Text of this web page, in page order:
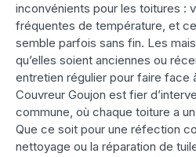
inconvénients pour les toitures :
fréquentes de température, et
semble parfois sans fin. Les
qu’elles soient anciennes ou
entretien régulier pour faire face
Couvreur Goujon est fier
commune, où chaque toiture a
Que ce soit pour une réfection
nettoyage ou la réparation de